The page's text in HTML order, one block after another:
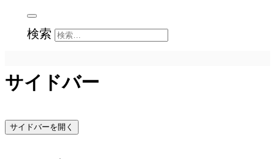
検索
サイドバー
サイドバーを開く